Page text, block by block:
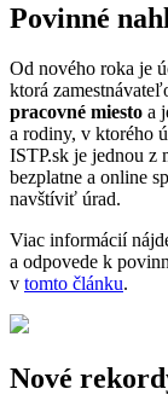
Povinné
Od nového roka je
ktorá
pracovné miesto a
a rodiny, v ktorého
ISTP.sk je jednou z
bezplatne a online
navštíviť úrad.
Viac informácií
a odpovede k
v tomto článku.
Nové